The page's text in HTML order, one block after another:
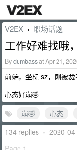
V2EX › 职场话题
工作好难找哦
Bydumbassat Apr 21,
前端，坐标 sz，刚被裁
心态好崩🤣
崩🤣
心态
134 replies • 2020-
Page 1